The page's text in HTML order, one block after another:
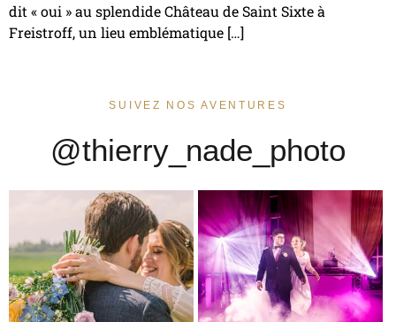
dit « oui » au splendide Château de Saint Sixte à
Freistroff, un lieu emblématique […]
SUIVEZ NOS AVENTURES
@thierry_nade_photo